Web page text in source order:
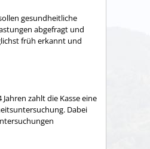
gesundheitliche
abgefragt und
früh erkannt und
zahlt die Kasse eine
Dabei